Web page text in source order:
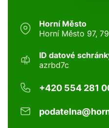
Horní Město
Horní Město 97,
ID datové
azrbd7c
+420 554 281